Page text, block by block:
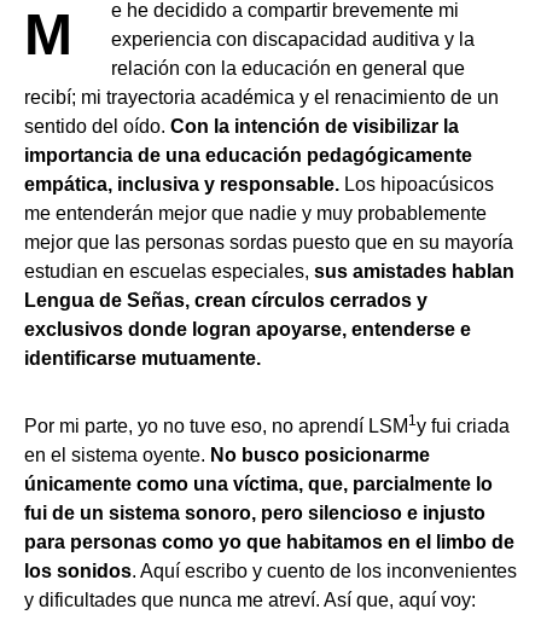
Me he decidido a compartir brevemente mi
experiencia con discapacidad auditiva y la
relación con la educación en general que
recibí; mi trayectoria académica y el renacimiento de un
sentido del oído. Con la intención de visibilizar la
importancia de una educación pedagógicamente
empática, inclusiva y responsable. Los hipoacúsicos
me entenderán mejor que nadie y muy probablemente
mejor que las personas sordas puesto que en su mayoría
estudian en escuelas especiales, sus amistades hablan
Lengua de Señas, crean círculos cerrados y
exclusivos donde logran apoyarse, entenderse e
identificarse mutuamente.
Por mi parte, yo no tuve eso, no aprendí LSM 1y fui criada
en el sistema oyente. No busco posicionarme
únicamente como una víctima, que, parcialmente lo
fui de un sistema sonoro, pero silencioso e injusto
para personas como yo que habitamos en el limbo de
los sonidos. Aquí escribo y cuento de los inconvenientes
y dificultades que nunca me atreví. Así que, aquí voy: